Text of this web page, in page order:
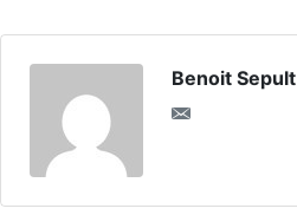
Benoit Sepult